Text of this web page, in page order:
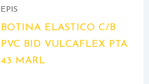
EPIS
BOTINA ELASTICO C/B
PVC BID VULCAFLEX PTA
43 MARL